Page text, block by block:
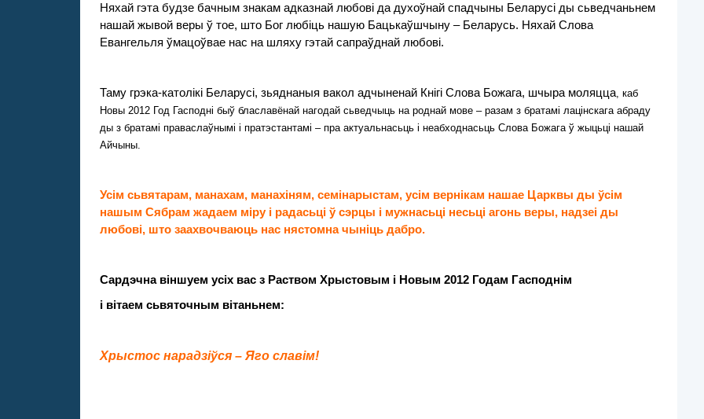
Няхай гэта будзе бачным знакам адказнай любові да духоўнай спадчыны Беларусі ды сьведчаньнем
нашай жывой веры ў тое, што Бог любіць нашую Бацькаўшчыну – Беларусь. Няхай Слова
Евангельля ўмацоўвае нас на шляху гэтай сапраўднай любові.
Таму грэка-католікі Беларусі, зьяднаныя вакол адчыненай Кнігі Слова Божага, шчыра моляцца, каб
Новы 2012 Год Гасподні быў блаславёнай нагодай сьведчыць на роднай мове – разам з братамі лацінскага абраду
ды з братамі праваслаўнымі і пратэстантамі – пра актуальнасьць і неабходнасьць Слова Божага ў жыцьці нашай
Айчыны.
Усім сьвятарам, манахам, манахіням, семінарыстам, усім вернікам нашае Царквы ды ўсім
нашым Сябрам жадаем міру і радасьці ў сэрцы і мужнасьці несьці агонь веры, надзеі ды
любові, што заахвочваюць нас нястомна чыніць дабро.
Сардэчна віншуем усіх вас з Раством Хрыстовым і Новым 2012 Годам Гасподнім
і вітаем сьвяточным вітаньнем:
Хрыстос нарадзіўся – Яго славім!